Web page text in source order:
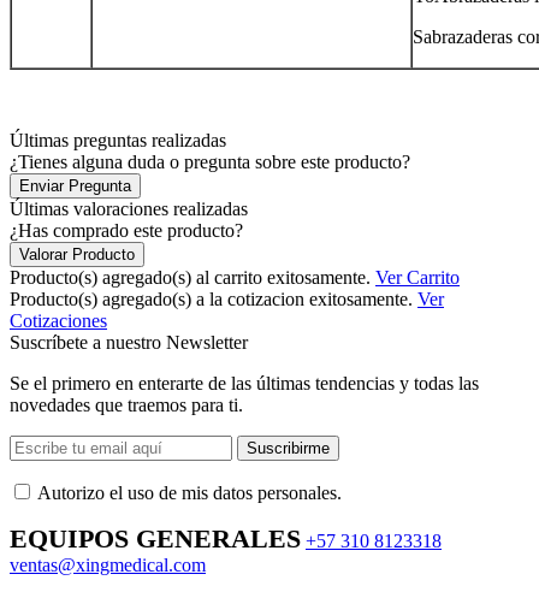
Sabrazaderas
Últimas preguntas realizadas
¿Tienes alguna duda o pregunta sobre este producto?
Enviar Pregunta
Últimas valoraciones realizadas
¿Has comprado este producto?
Valorar Producto
Producto(s) agregado(s) al carrito exitosamente. Ver Carrito
Producto(s) agregado(s) a la cotizacion exitosamente. Ver
Cotizaciones
Suscríbete a nuestro Newsletter
Se el primero en enterarte de las últimas tendencias y todas las
novedades que traemos para ti.
Suscribirme
Autorizo ​​el uso de mis datos personales.
EQUIPOS GENERALES +57 310 8123318
ventas@xingmedical.com